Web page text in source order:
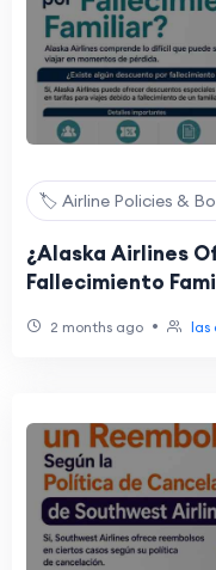
🏷️ Airline Policies &
¿Alaska Airlines
Fallecimiento
2 months ago • las